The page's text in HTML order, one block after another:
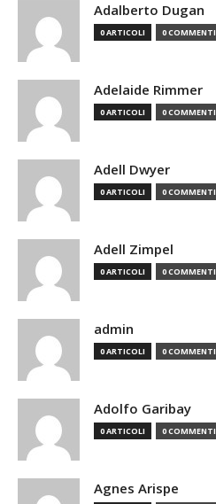
Adalberto Dugan
0 ARTICOLI 0 COMMENTI
Adelaide Rimmer
0 ARTICOLI 0 COMMENTI
Adell Dwyer
0 ARTICOLI 0 COMMENTI
Adell Zimpel
0 ARTICOLI 0 COMMENTI
admin
0 ARTICOLI 0 COMMENTI
Adolfo Garibay
0 ARTICOLI 0 COMMENTI
Agnes Arispe